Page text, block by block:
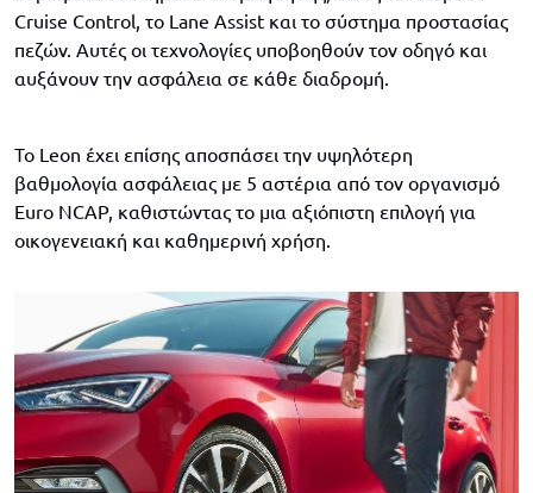
Cruise Control, το Lane Assist και το σύστημα προστασίας
πεζών. Αυτές οι τεχνολογίες υποβοηθούν τον οδηγό και
αυξάνουν την ασφάλεια σε κάθε διαδρομή.
Το Leon έχει επίσης αποσπάσει την υψηλότερη
βαθμολογία ασφάλειας με 5 αστέρια από τον οργανισμό
Euro NCAP, καθιστώντας το μια αξιόπιστη επιλογή για
οικογενειακή και καθημερινή χρήση.